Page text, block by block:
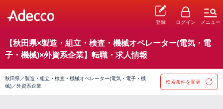
登録 ログイン メニュー
【秋田県×製造・組立・検査・機械オペレーター(電気・電
子・機械)×外資系企業】転職・求人情報
秋田県／製造・組立・検査・機械オペレーター(電気・電子・機
械)／外資系企業
検索条件を変更